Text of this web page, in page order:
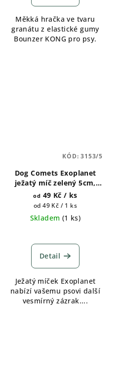
Měkká hračka ve tvaru
granátu z elastické gumy
Bounzer KONG pro psy.
Dog Comets Exoplanet
ježatý míč zelený 5cm,
8cm, 10cm
od 49 Kč / ks
Měrná
cena:
od 49 Kč / 1 ks
Skladem (1 ks)
Detail
Ježatý míček Exoplanet
nabízí vašemu psovi další
vesmírný zázrak....
KÓD:3153/5